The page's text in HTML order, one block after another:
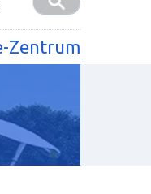
Zentrum